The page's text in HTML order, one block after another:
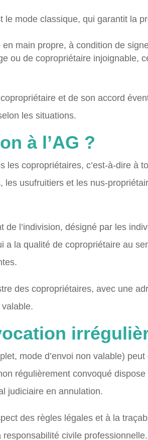
mode classique, qui garantit la
main propre, à condition de
ou de copropriétaire injoignable,
et de son accord
les situations.
à l’AG ?
copropriétaires, c’est-à-dire à
usufruitiers et les nus-
l’indivision, désigné par les
la qualité de copropriétaire au
des copropriétaires, avec une
mode d’envoi non valable) peut
régulièrement convoqué dispose
judiciaire en annulation.
des règles légales et à la
civile professionnelle.